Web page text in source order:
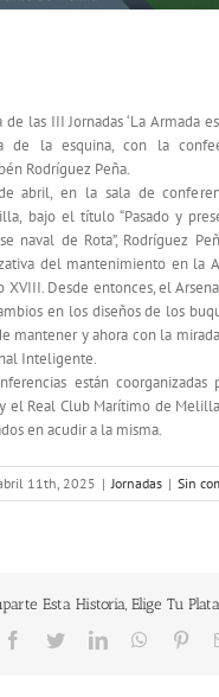
las III Jornadas ‘La Armada
de la esquina, con la
Rodríguez Peña.
abril, en la sala de
bajo el título “Pasado y
naval de Rota”, Rodríguez
del mantenimiento en la
Desde entonces, el
en los diseños de los
mantener y ahora con la
Inteligente.
están coorganizadas
el Real Club Marítimo de
en acudir a la misma.
11th, 2025 | Jornadas | Sin
Esta Historia, Elige Tu
Facebook
TwitterLinkedIn